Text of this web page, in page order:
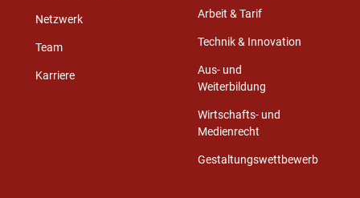
Netzwerk
Team
Karriere
Arbeit & Tarif
Technik & Innovation
Aus- und
Weiterbildung
Wirtschafts- und
Medienrecht
Gestaltungswettbewerb